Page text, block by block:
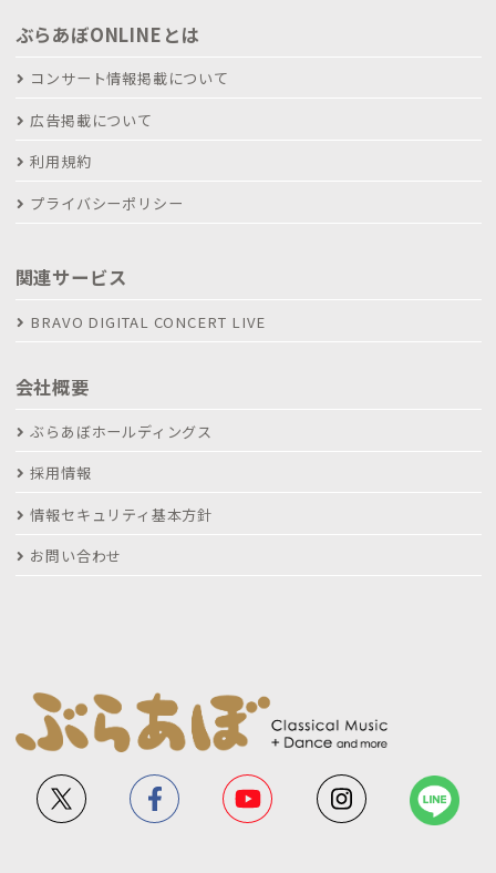
ぶらあぼONLINEとは
コンサート情報掲載について
広告掲載について
利用規約
プライバシーポリシー
関連サービス
BRAVO DIGITAL CONCERT LIVE
会社概要
ぶらあぼホールディングス
採用情報
情報セキュリティ基本方針
お問い合わせ